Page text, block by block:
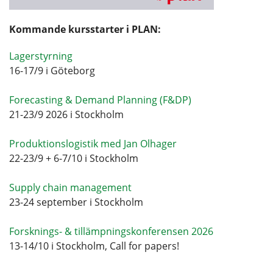
Kommande kursstarter i PLAN:
Lagerstyrning
16-17/9 i Göteborg
Forecasting & Demand Planning (F&DP)
21-23/9 2026 i Stockholm
Produktionslogistik med Jan Olhager
22-23/9 + 6-7/10 i Stockholm
Supply chain management
23-24 september i Stockholm
Forsknings- & tillämpningskonferensen 2026
13-14/10 i Stockholm, Call for papers!